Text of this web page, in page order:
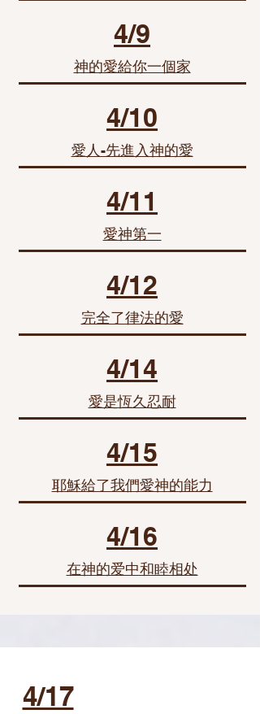
4/9
神的愛給你一個家
4/10
愛人-先進入神的愛
4/11
愛神第一
4/12
完全了律法的愛
4/14
愛是恆久忍耐
4/15
耶穌給了我們愛神的能力
4/16
在神的爱中和睦相处
4/17